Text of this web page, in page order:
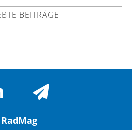
BEITRÄGE
RadMag